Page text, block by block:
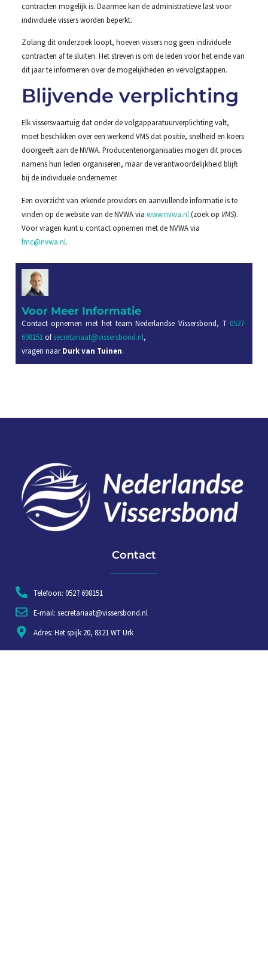
contracten mogelijk is. Daarmee kan de administratieve last voor
individuele vissers worden beperkt.
Zolang dit onderzoek loopt, hoeven vissers nog geen individuele
contracten af te sluiten. Het streven is om de leden voor het einde van
dit jaar te informeren over de mogelijkheden en vervolgstappen.
Blijvende verplichting
Elk vissersvaartuig dat onder de volgapparatuurverplichting valt,
moet beschikken over een werkend VMS dat positie, snelheid en koers
doorgeeft aan de NVWA. Producentenorganisaties mogen dit proces
namens hun leden organiseren, maar de verantwoordelijkheid blijft
bij de individuele ondernemer.
Een overzicht van erkende providers en aanvullende informatie is te
vinden op de website van de NVWA via www.nvwa.nl (zoek op VMS).
Voor vragen kunt u contact opnemen met de NVWA via
fmc@nvwa.nl.
Voor Meer Informatie
Contact opnemen met het team Nederlandse Vissersbond, T 0527-
698151ofsecretariaat@vissersbond.nl,
vragen naarDurk van Tuinen.
Contact
Telefoon: 0527 698151
E-mail: secretariaat@vissersbond.nl
Adres: Het spijk 20, 8321 WT Urk